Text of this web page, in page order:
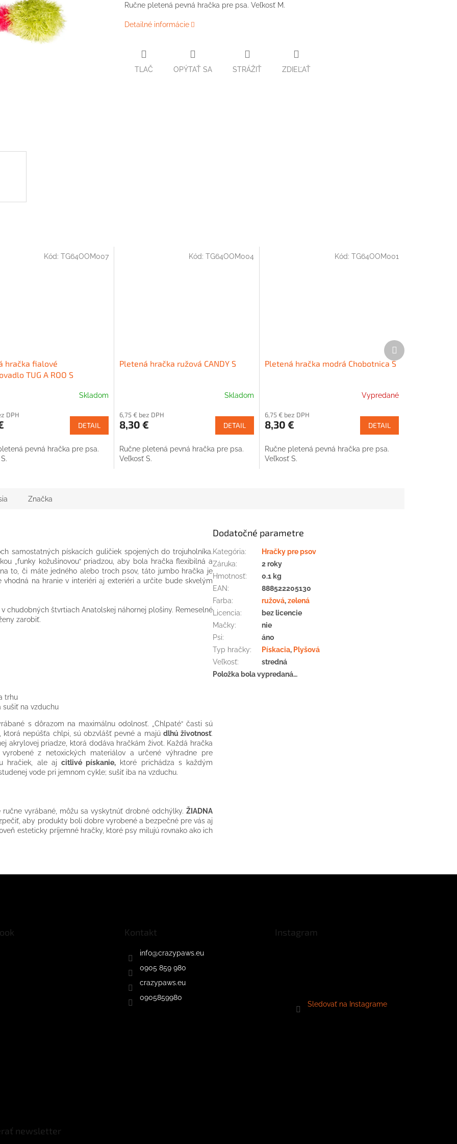
Ručne pletená pevná hračka pre psa. Veľkosť M.
Detailné informácie
TLAČ OPÝTAŤ SA STRÁŽIŤ ZDIEĽAŤ
hračka fialové
TUG A ROO S
Skladom
DPH
DETAIL
pevná hračka pre psa.
Kód: TG64OOM007
Pletená hračka ružová CANDY S
Skladom
6,75 € bez DPH
8,30 € DETAIL
Ručne pletená pevná hračka pre psa.
Veľkosť S.
Kód: TG64OOM004
Pletená hračka modrá Chobotnica S
Vypredané
6,75 € bez DPH
8,30 € DETAIL
Ručne pletená pevná hračka pre psa.
Veľkosť S.
Kód: TG64OOM001
Ďalší
produkt
Značka
samostatných pískacích guličiek spojených do trojuholníka.
„funky kožušinovou“ priadzou, aby bola hračka flexibilná a
to, či máte jedného alebo troch psov, táto jumbo hračka je
na hranie v interiéri aj exteriéri a určite bude skvelým
chudobných štvrtiach Anatolskej náhornej plošiny. Remeselné
zarobiť.
trhu
sušiť na vzduchu
s dôrazom na maximálnu odolnosť. „Chlpaté“ časti sú
nepúšťa chlpi, sú obzvlášť pevné a majú dlhú životnosť.
akrylovej priadze, ktorá dodáva hračkám život. Každá hračka
z netoxických materiálov a určené výhradne pre
hračiek, ale aj citlivé pískanie, ktoré prichádza s každým
vode pri jemnom cykle; sušiť iba na vzduchu.
ručne vyrábané, môžu sa vyskytnúť drobné odchýlky.ŽIADNA
aby produkty boli dobre vyrobené a bezpečné pre vás aj
esteticky príjemné hračky, ktoré psy milujú rovnako ako ich
Dodatočné parametre
Kategória:
Hračky pre psov
Záruka:
2 roky
Hmotnosť:
0.1 kg
EAN:
888522205130
Farba: ružová,zelená
Licencia:
bez licencie
Mačky:
nie
Psi:
áno
Typ hračky: Pískacia, Plyšová
Veľkosť:
stredná
Položka bola vypredaná…
Kontakt
info@crazypaws.eu
0905 859 980
crazypaws.eu
0905859980
Instagram
Sledovať na Instagrame
newsletter